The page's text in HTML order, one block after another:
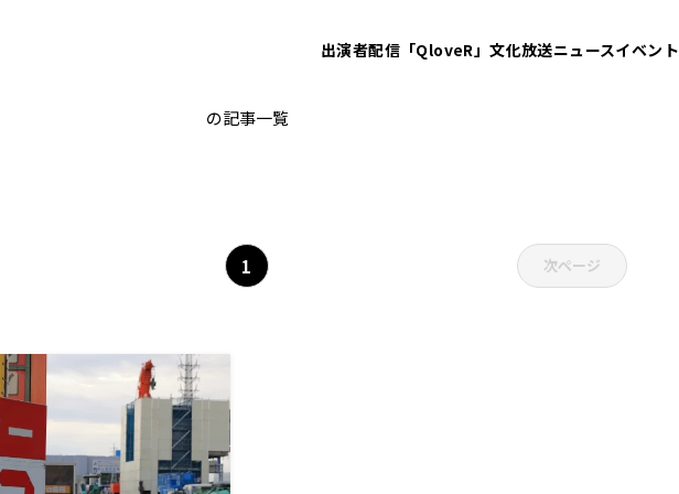
出演者配信「QloveR」文化放送ニュースイベント
ガソリン減税
の記事一覧
1 次ページ